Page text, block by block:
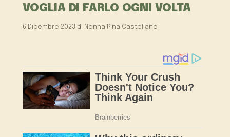
VOGLIA DI FARLO OGNI VOLTA
6 Dicembre 2023 di Nonna Pina Castellano